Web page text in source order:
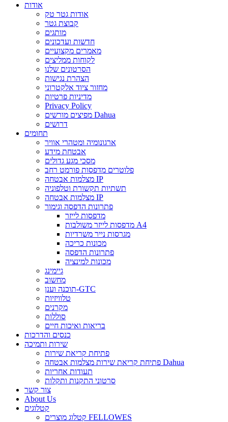
אודות
אודות גטר טק
קבוצת גטר
מותגים
חדשות ועדכונים
מאמרים מקצועיים
לקוחות ממליצים
הסרטונים שלנו
הצהרת נגישות
מחזור ציוד אלקטרוני
מדיניות פרטיות
Privacy Policy
מפיצים מורשים Dahua
דרושים
תחומים
ארגונומיה ומטהרי אוויר
אבטחת מידע
מסכי מגע גדולים
פלוטרים מדפסות פורמט רחב
מצלמות אבטחה IP
תשתיות תקשורת וטלפוניה
מצלמות אבטחה IP
פתרונות הדפסה וגימור
מדפסות לייזר
מדפסות לייזר משולבות A4
מגרסות נייר משרדיות
מכונות כריכה
פתרונות הדפסה
מכונות למינציה
גיימינג
מחשוב
תוכנה וענן-GTC
טלוויזיות
מקרנים
סוללות
בריאות ואיכות חיים
כנסים והדרכות
שירות ותמיכה
פתיחת קריאת שירות
פתיחת קריאת שירות מצלמות אבטחה Dahua
תעודות אחריות
סרטוני התקנות ותקלות
צור קשר
About Us
קטלוגים
קטלוג מוצרים FELLOWES